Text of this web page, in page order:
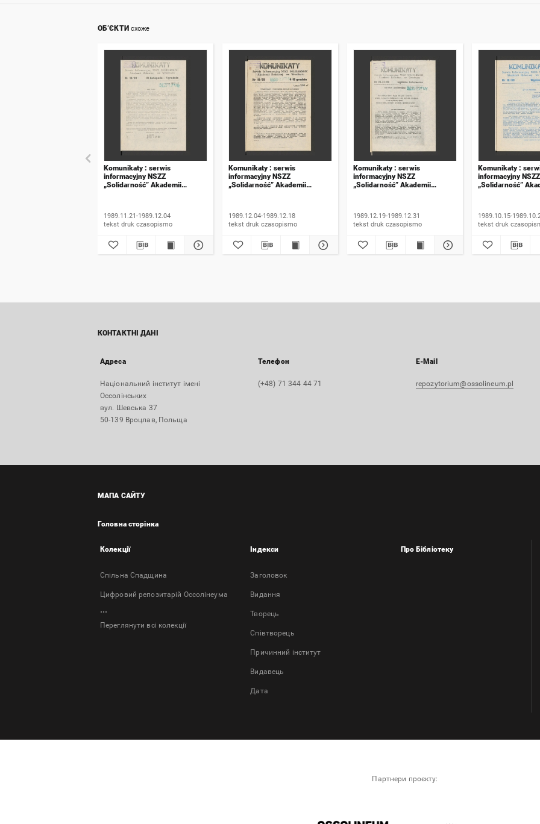
ОБ’ЄКТИ схоже
Komunikaty : serwis
informacyjny NSZZ
„Solidarność” Akademii
1989.11.21-1989.12.04
tekst druk czasopismo
Komunikaty : serwis
informacyjny NSZZ
„Solidarność” Akademii
1989.12.04-1989.12.18
tekst druk czasopismo
Komunikaty : serwis
informacyjny NSZZ
„Solidarność” Akademii
1989.12.19-1989.12.31
tekst druk czasopismo
Komunikaty :
informacyjny NSZZ
„Solidarność”
1989.10.15-
tekst druk
КОНТАКТНІ ДАНІ
Адреса
Національний інститут імені
Оссолінських
вул. Шевська 37
50-139 Вроцлав, Польща
Телефон
(+48) 71 344 44 71
E-Mail
repozytorium@ossolineum.pl
МАПА САЙТУ
Головна сторінка
Колекції
Спільна Спадщина
Цифровий репозитарій Оссолінеума
...
Переглянути всі колекції
Індекси
Заголовок
Bидання
Творець
Співтворець
Причинний інститут
Видавець
Дата
Про Бібліотеку
Партнери проєкту: